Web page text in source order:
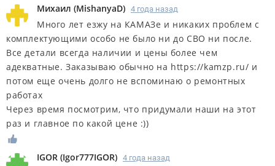
Михаил (MishanyaD) 4 года назад
Много лет езжу на КАМАЗе и никаких проблем с
комплектующими особо не было ни до СВО ни после.
Все детали всегда наличии и цены более чем
адекватные. Заказываю обычно на https://kamzp.ru/ и
потом еще очень долго не вспоминаю о ремонтных
работах
Через время посмотрим, что придумали наши на этот
раз и главное по какой цене :))
IGOR (Igor777IGOR) 4 года назад